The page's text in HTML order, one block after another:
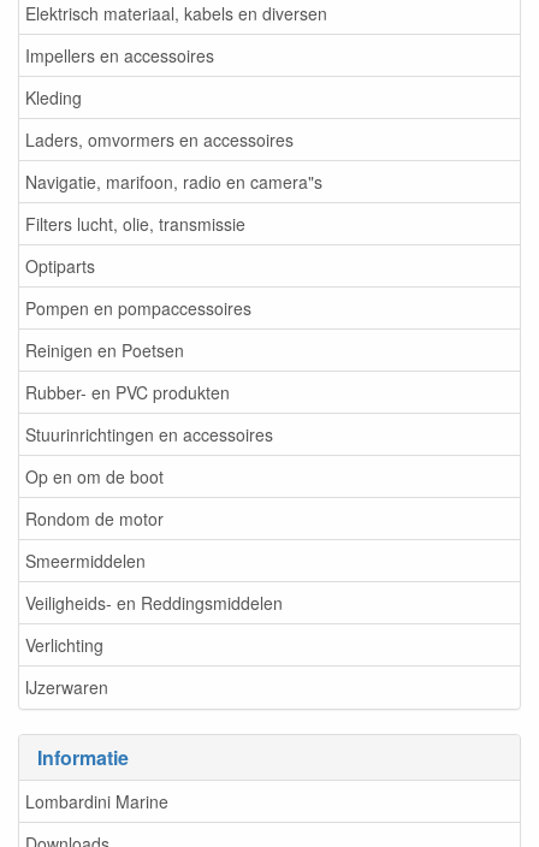
Elektrisch materiaal, kabels en diversen
Impellers en accessoires
Kleding
Laders, omvormers en accessoires
Navigatie, marifoon, radio en camera"s
Filters lucht, olie, transmissie
Optiparts
Pompen en pompaccessoires
Reinigen en Poetsen
Rubber- en PVC produkten
Stuurinrichtingen en accessoires
Op en om de boot
Rondom de motor
Smeermiddelen
Veiligheids- en Reddingsmiddelen
Verlichting
IJzerwaren
Informatie
Lombardini Marine